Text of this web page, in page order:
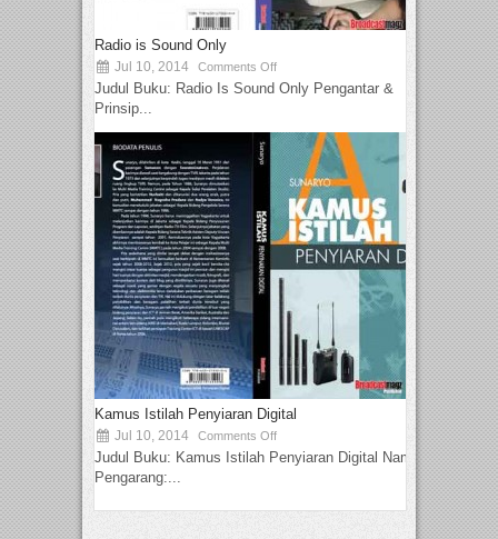
Radio is Sound Only
Jul 10, 2014 Comments Off
Judul Buku: Radio Is Sound Only Pengantar &
Prinsip...
Kamus Istilah Penyiaran Digital
Jul 10, 2014 Comments Off
Judul Buku: Kamus Istilah Penyiaran Digital Nama
Pengarang:...